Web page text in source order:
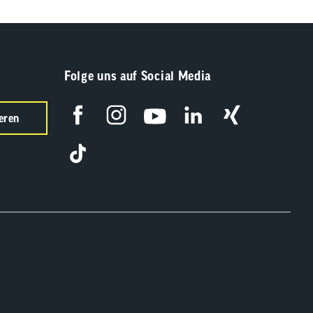
Folge uns auf Social Media